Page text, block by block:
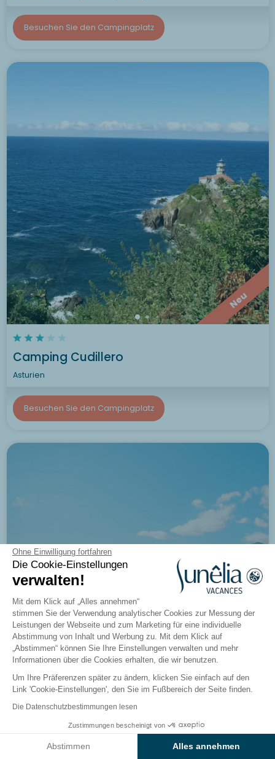
Ohne Einwilligung fortfahren
Die Cookie-Einstellungen
verwalten!
Mit dem Klick auf „Alles annehmen“
stimmen Sie der Verwendung analytischer Cookies zur Messung der
Leistungen der Webseite und zum Marketing für eine individuelle
Abstimmung von Inhalt und Werbung zu. Mit dem Klick auf
„Abstimmen“ können Sie Ihre Einstellungen verwalten und mehr
Informationen über die Cookies erhalten, die wir benutzen.
Um Ihre Präferenzen später zu ändern, klicken Sie einfach auf den
Link 'Cookie-Einstellungen', den Sie im Fußbereich der Seite finden.
Die Datenschutzbestimmungen lesen
Zustimmungen bescheinigt von
Abstimmen Alles annehmen
Besuchen Sie den Campingplatz
Neu
Camping Cudillero
Asturien
Besuchen Sie den Campingplatz
Hébergement insolite Toues Cabanées
Ergebnisse auf der Karte anzeigen